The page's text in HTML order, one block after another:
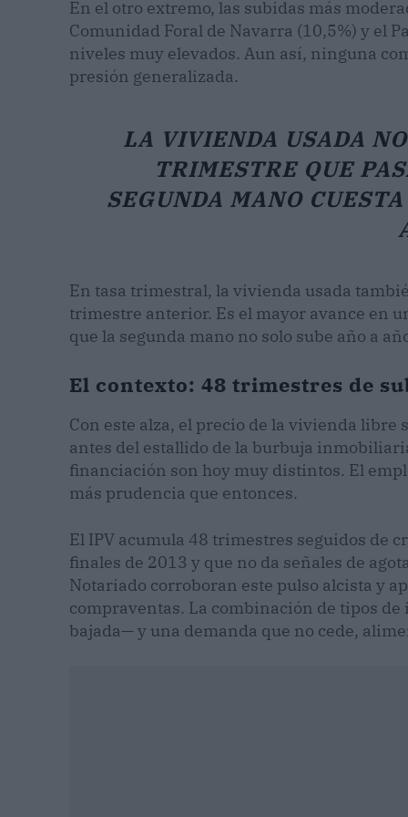
En el otro extremo, las subidas más
Comunidad Foral de Navarra (10,5%) y el
niveles muy elevados. Aun así, ninguna
presión generalizada.
LA VIVIENDA USADA
TRIMESTRE QUE
SEGUNDA MANO
En tasa trimestral, la vivienda usada
trimestre anterior. Es el mayor avance en
que la segunda mano no solo sube año a
El contexto: 48 trimestres de
Con este alza, el precio de la vivienda
antes del estallido de la burbuja
financiación son hoy muy distintos. El
más prudencia que entonces.
El IPV acumula 48 trimestres seguidos de
finales de 2013 y que no da señales de
Notariado corroboran este pulso alcista y
compraventas. La combinación de tipos
bajada— y una demanda que no cede,